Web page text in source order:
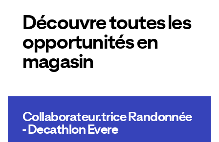
Découvre toutes les
opportunités en
magasin
Collaborateur.trice Randonnée
- Decathlon Evere